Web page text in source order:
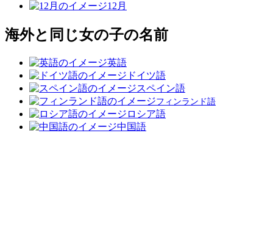
12月
海外と同じ女の子の名前
英語
ドイツ語
スペイン語
フィンランド語
ロシア語
中国語